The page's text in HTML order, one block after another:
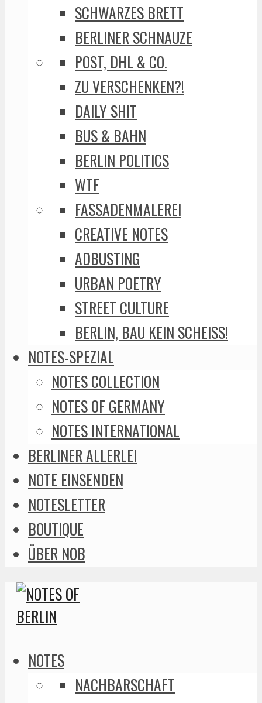
SCHWARZES BRETT
BERLINER SCHNAUZE
POST, DHL & CO.
ZU VERSCHENKEN?!
DAILY SHIT
BUS & BAHN
BERLIN POLITICS
WTF
FASSADENMALEREI
CREATIVE NOTES
ADBUSTING
URBAN POETRY
STREET CULTURE
BERLIN, BAU KEIN SCHEISS!
NOTES-SPEZIAL
NOTES COLLECTION
NOTES OF GERMANY
NOTES INTERNATIONAL
BERLINER ALLERLEI
NOTE EINSENDEN
NOTESLETTER
BOUTIQUE
ÜBER NOB
NOTES
NACHBARSCHAFT